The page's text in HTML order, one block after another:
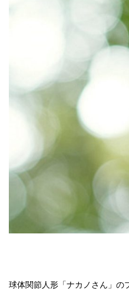
球体関節人形「ナカノさん」の